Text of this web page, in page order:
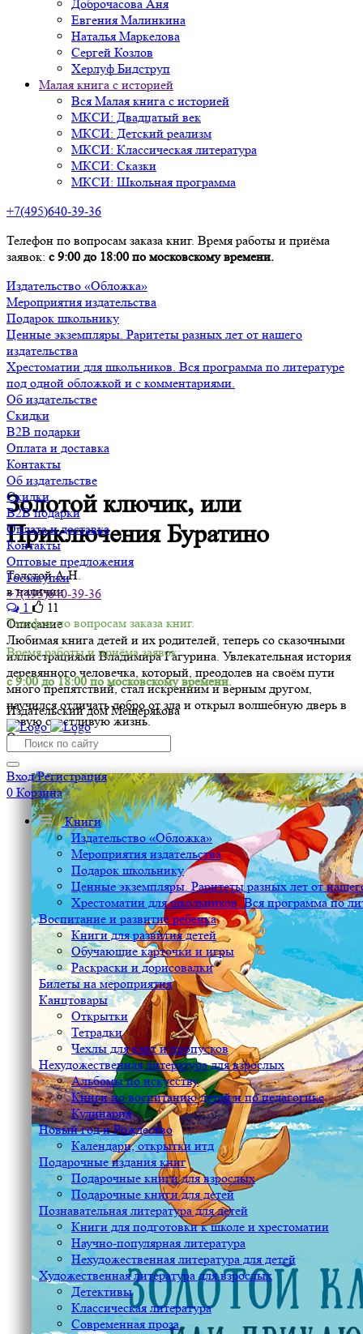
Доброчасова Аня
Евгения Малинкина
Наталья Маркелова
Сергей Козлов
Херлуф Бидструп
Малая книга с историей
Вся Малая книга с историей
МКСИ: Двадцатый век
МКСИ: Детский реализм
МКСИ: Классическая литература
МКСИ: Сказки
МКСИ: Школьная программа
+7(495)640-39-36
Телефон по вопросам заказа книг. Время работы и приёма
заявок: с 9:00 до 18:00 по московскому времени.
Издательство «Обложка»
Мероприятия издательства
Подарок школьнику
Ценные экземпляры. Раритеты разных лет от нашего
издательства
Хрестоматии для школьников. Вся программа по литературе
под одной обложкой и с комментариями.
Об издательстве
Скидки
B2B подарки
Оплата и доставка
Контакты
Об издательстве
Скидки
B2B подарки
Оплата и доставка
Контакты
Оптовые предложения
Госзакупки
+7(495)640-39-36
Телефон по вопросам заказа книг.
Время работы и приёма заявок:
с 9:00 до 18:00 по московскому времени.
Издательский дом Мещерякова
Вход/Регистрация
0 Корзина
Книги
Издательство «Обложка»
Мероприятия издательства
Подарок школьнику
Ценные экземпляры. Раритеты разных лет от
Хрестоматии для школьников. Вся программа по
Воспитание и развитие ребенка
Книги для развития детей
Обучающие карточки и игры
Раскраски и дорисовалки
Билеты на мероприятия
Канцтовары
Открытки
Тетрадки
Чехлы для карт и пропусков
Нехудожественная литература для взрослых
Альбомы по искусству
Книги по воспитанию детей и по педагогике
Кулинария
Новый год и Рождество
Календари, открытки итд
Подарочные издания книг
Подарочные книги для взрослых
Подарочные книги для детей
Познавательная литература для детей
Книги для подготовки к школе и хрестоматии
Научно-популярная литература
Нехудожественная литература для детей
Художественная литература для взрослых
Детективы
Классическая литература
Современная проза
Золотой ключик, или
Приключения Буратино
Толстой А.Н.
в наличии
1
11
Описание
Любимая книга детей и их родителей, теперь со сказочными
иллюстрациями Владимира Гагурина. Увлекательная история
деревянного человечка, который, преодолев на своём пути
много препятствий, стал искренним и верным другом,
научился отличать добро от зла и открыл волшебную дверь в
новую счастливую жизнь.
Оглавление/содержание